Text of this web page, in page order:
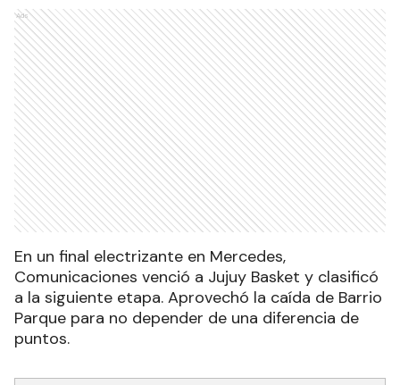
Ads
En un final electrizante en Mercedes,
Comunicaciones venció a Jujuy Basket y clasificó
a la siguiente etapa. Aprovechó la caída de Barrio
Parque para no depender de una diferencia de
puntos.